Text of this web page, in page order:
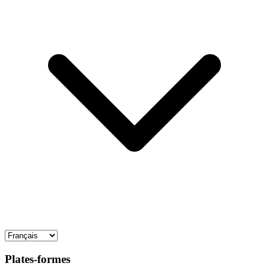
Plates-formes